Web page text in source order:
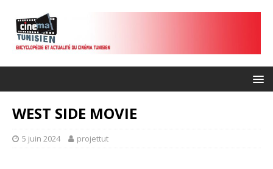
WEST SIDE MOVIE
5 juin 2024 projettut